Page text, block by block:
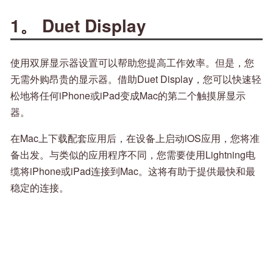
1。 Duet Display
使用双屏显示器设置可以帮助您提高工作效率。但是，您
无需外购昂贵的显示器。借助Duet Display，您可以快速轻
松地将任何iPhone或iPad变成Mac的第二个触摸屏显示
器。
在Mac上下载配套应用后，在设备上启动iOS应用，您将准
备出发。与类似的应用程序不同，您需要使用Lightning电
缆将iPhone或iPad连接到Mac。这将有助于提供最快和最
稳定的连接。